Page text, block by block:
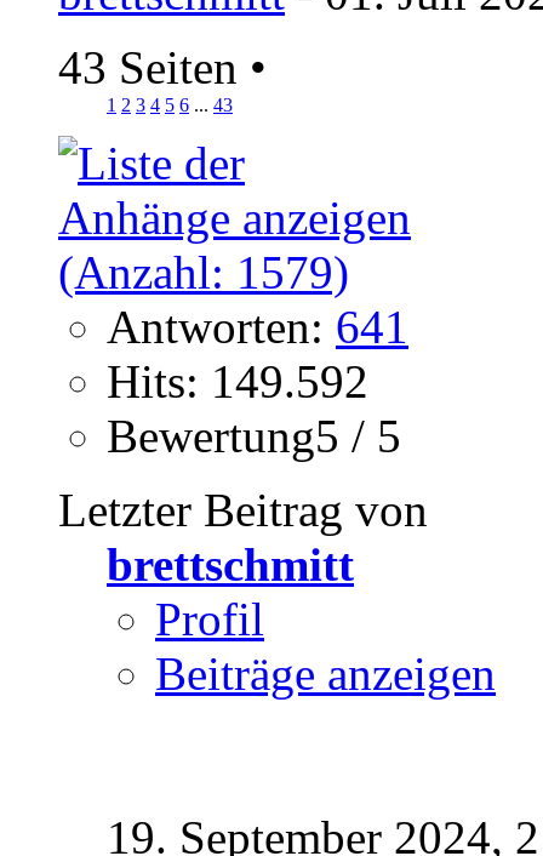
43 Seiten •
1 2 3 4 5 6 ... 43
Antworten: 641
Hits: 149.592
Bewertung5 / 5
Letzter Beitrag von
brettschmitt
Profil
Beiträge anzeigen
19. September 2024,